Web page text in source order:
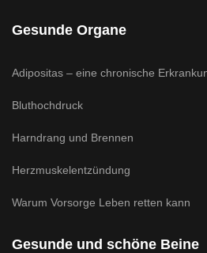
Gesunde Organe
Adipositas – eine chronische
Bluthochdruck
Harndrang und Brennen
Herzmuskelentzündung
Warum Vorsorge Leben retten kann
Gesunde und schöne Beine